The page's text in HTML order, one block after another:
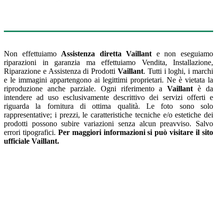
Non effettuiamo Assistenza diretta Vaillant e non eseguiamo
riparazioni in garanzia ma effettuiamo Vendita, Installazione,
Riparazione e Assistenza di Prodotti Vaillant. Tutti i loghi, i marchi
e le immagini appartengono ai legittimi proprietari. Ne è vietata la
riproduzione anche parziale. Ogni riferimento aVaillant è da
intendere ad uso esclusivamente descrittivo dei servizi offerti e
riguarda la fornitura di ottima qualità. Le foto sono solo
rappresentative; i prezzi, le caratteristiche tecniche e/o estetiche dei
prodotti possono subire variazioni senza alcun preavviso. Salvo
errori tipografici. Per maggiori informazioni si può visitare il sito
ufficiale Vaillant.